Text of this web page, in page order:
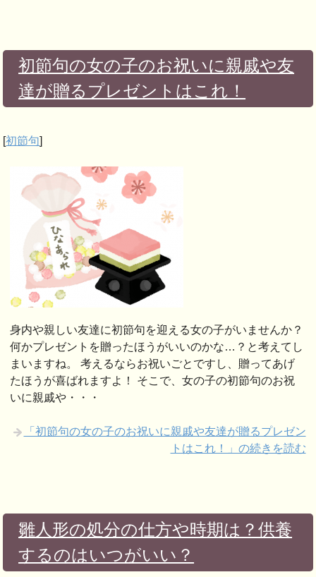
初節句の女の子のお祝いに親戚や友
達が贈るプレゼントはこれ！
[初節句]
身内や親しい友達に初節句を迎える女の子がいませんか？
何かプレゼントを贈ったほうがいいのかな…？と考えてし
まいますね。 考えるならお祝いごとですし、贈ってあげ
たほうが喜ばれますよ！ そこで、女の子の初節句のお祝
いに親戚や・・・
「初節句の女の子のお祝いに親戚や友達が贈るプレゼン
トはこれ！」の続きを読む
雛人形の処分の仕方や時期は？供養
するのはいつがいい？